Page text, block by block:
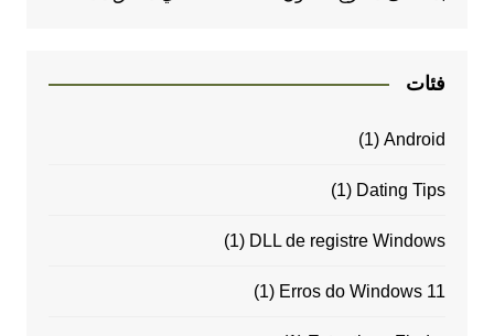
فئات
Android
(1)
Dating Tips
(1)
DLL de registre Windows
(1)
Erros do Windows 11
(1)